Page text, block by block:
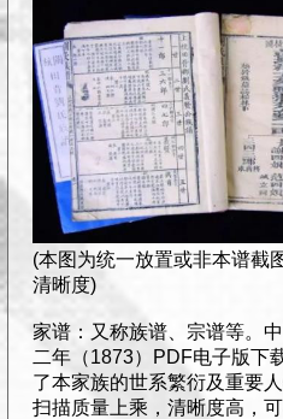
(本图为统一放置或非本谱截
清晰度)
家谱：又称族谱、宗谱等。
二年（1873）PDF电子版下
了本家族的世系繁衍及重要
扫描质量上乘，清晰度高，